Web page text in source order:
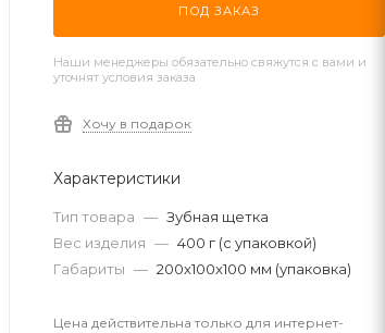
ПОД ЗАКАЗ
Наши менеджеры обязательно свяжутся с вами и
уточнят условия заказа
Хочу в подарок
Характеристики
Тип товара — Зубная щетка
Вес изделия — 400 г (с упаковкой)
Габариты — 200x100x100 мм (упаковка)
Цена действительна только для интернет-